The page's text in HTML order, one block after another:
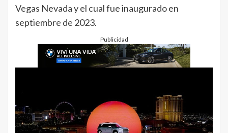
Vegas Nevada y el cual fue inaugurado en
septiembre de 2023.
Publicidad